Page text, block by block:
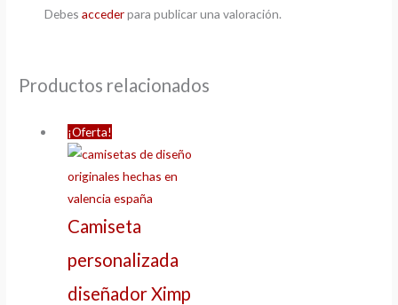
Debesaccederpara publicar una valoración.
Productos relacionados
¡Oferta!
Camiseta
personalizada
diseñador Ximp